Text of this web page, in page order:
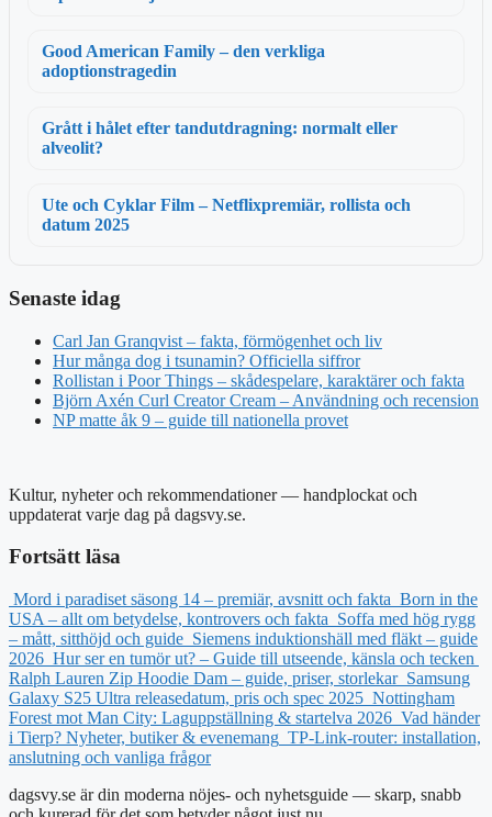
Good American Family – den verkliga
adoptionstragedin
Grått i hålet efter tandutdragning: normalt eller
alveolit?
Ute och Cyklar Film – Netflixpremiär, rollista och
datum 2025
Senaste idag
Carl Jan Granqvist – fakta, förmögenhet och liv
Hur många dog i tsunamin? Officiella siffror
Rollistan i Poor Things – skådespelare, karaktärer och fakta
Björn Axén Curl Creator Cream – Användning och recension
NP matte åk 9 – guide till nationella provet
Kultur, nyheter och rekommendationer — handplockat och
uppdaterat varje dag på dagsvy.se.
Fortsätt läsa
Mord i paradiset säsong 14 – premiär, avsnitt och fakta Born in the
USA – allt om betydelse, kontrovers och fakta Soffa med hög rygg
– mått, sitthöjd och guide Siemens induktionshäll med fläkt – guide
2026 Hur ser en tumör ut? – Guide till utseende, känsla och tecken
Ralph Lauren Zip Hoodie Dam – guide, priser, storlekar Samsung
Galaxy S25 Ultra releasedatum, pris och spec 2025 Nottingham
Forest mot Man City: Laguppställning & startelva 2026 Vad händer
i Tierp? Nyheter, butiker & evenemang TP-Link-router: installation,
anslutning och vanliga frågor
dagsvy.se är din moderna nöjes- och nyhetsguide — skarp, snabb